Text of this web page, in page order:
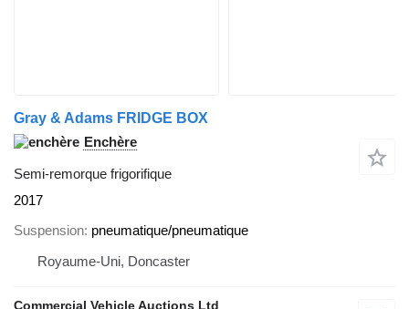
Gray & Adams FRIDGE BOX
Enchère
Semi-remorque frigorifique
2017
Suspension pneumatique/pneumatique
Royaume-Uni, Doncaster
Commercial Vehicle Auctions Ltd